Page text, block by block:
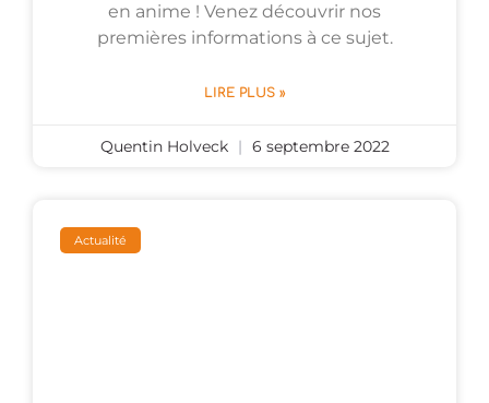
en anime ! Venez découvrir nos
premières informations à ce sujet.
LIRE PLUS »
Quentin Holveck 6 septembre 2022
Actualité